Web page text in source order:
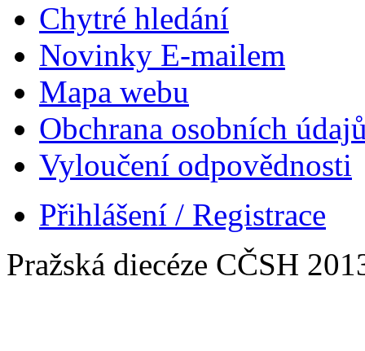
Chytré hledání
Novinky E-mailem
Mapa webu
Obchrana osobních
Vyloučení odpovědnosti
Přihlášení / Registrace
Pražská diecéze CČSH